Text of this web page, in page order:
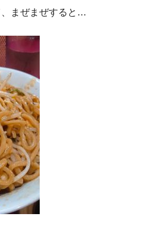
まぜまぜすると…